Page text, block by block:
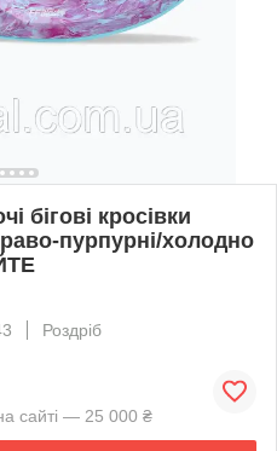
бігові кросівки
пурпурні/холодно
Роздріб
сайті — 25 000 ₴